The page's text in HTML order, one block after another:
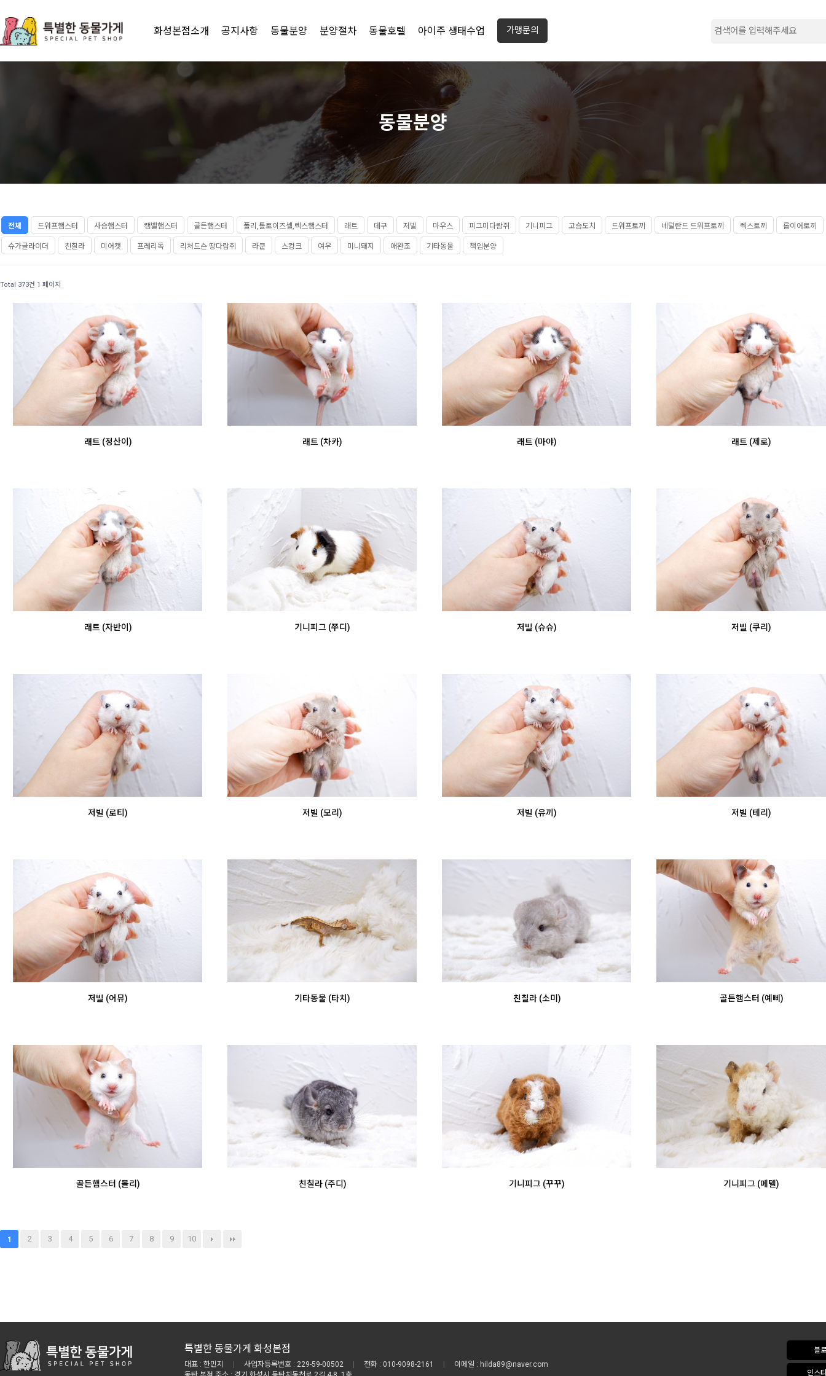
화성본점소개 공지사항 동물분양 분양절차 동물호텔 아이주 생태수업 가맹문의
동물분양
전체 드워프햄스터 사슴햄스터 캠벨햄스터 골든햄스터 폴리,톨토이즈셸,렉스햄스터 래트 데구 저빌 마우스 피그미다람쥐 기니피그 고슴도치 드워프토끼 네덜란드 드워프토끼 렉스토끼 롭이어토끼
슈가글라이더 친칠라 미어캣 프레리독 리처드슨 땅다람쥐 라쿤 스컹크 여우 미니돼지 애완조 기타동물 책임분양
Total 373건 1 페이지
래트 (정산이) 래트 (차카) 래트 (마야) 래트 (제로)
래트 (자반이) 기니피그 (쭈디) 저빌 (슈슈) 저빌 (쿠리)
저빌 (로티) 저빌 (모리) 저빌 (유끼) 저빌 (테리)
저빌 (어뮤) 기타동물 (타치) 친칠라 (소미) 골든햄스터 (예삐)
골든햄스터 (몰리) 친칠라 (주디) 기니피그 (꾸꾸) 기니피그 (메텔)
1 2 3 4 5 6 7 8 9 10
특별한 동물가게 화성본점
대표 : 한민지 사업자등록번호 : 229-59-00502 전화 : 010-9098-2161
이메일 : hilda89@naver.com
블
인스